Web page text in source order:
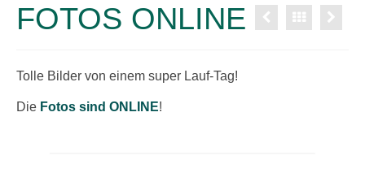
BEWERBE
10 KILOMETER-LAUF
FOTOS ONLINE
Tolle Bilder von einem super Lauf-Tag!
Die Fotos sind ONLINE!